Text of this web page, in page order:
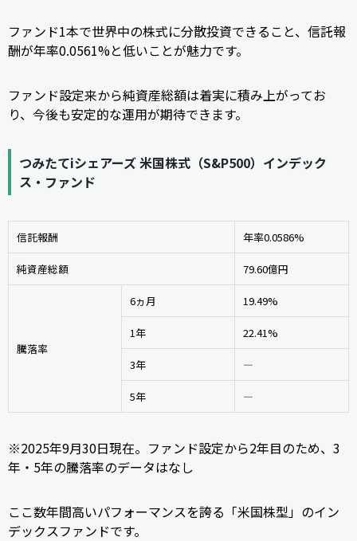
ファンド1本で世界中の株式に分散投資できること、信託報
酬が年率0.0561%と低いことが魅力です。
ファンド設定来から純資産総額は着実に積み上がってお
り、今後も安定的な運用が期待できます。
つみたてiシェアーズ 米国株式（S&P500）インデック
ス・ファンド
信託報酬 年率0.0586%
純資産総額 79.60億円
騰落率
6ヵ月 19.49%
1年 22.41%
3年 ―
5年 ―
※2025年9月30日現在。ファンド設定から2年目のため、3
年・5年の騰落率のデータはなし
ここ数年間高いパフォーマンスを誇る「米国株型」のイン
デックスファンドです。